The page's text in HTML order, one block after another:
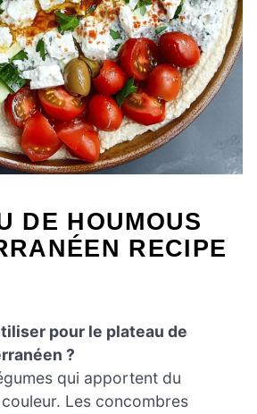
DE HOUMOUS
RECIPE
pour le plateau de
?
qui apportent du
Les concombres